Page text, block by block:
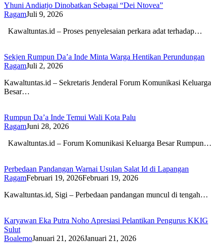
Yhuni Andiatjo Dinobatkan Sebagai “Dei Ntovea”
RagamJuli 9, 2026
Kawaltuntas.id – Proses penyelesaian perkara adat terhadap…
Sekjen Rumpun Da’a Inde Minta Warga Hentikan Perundungan
RagamJuli 2, 2026
Kawaltuntas.id – Sekretaris Jenderal Forum Komunikasi Keluarga
Besar…
Rumpun Da’a Inde Temui Wali Kota Palu
RagamJuni 28, 2026
Kawaltuntas.id – Forum Komunikasi Keluarga Besar Rumpun…
Perbedaan Pandangan Warnai Usulan Salat Id di Lapangan
RagamFebruari 19, 2026Februari 19, 2026
Kawaltuntas.id, Sigi – Perbedaan pandangan muncul di tengah…
Karyawan Eka Putra Noho Apresiasi Pelantikan Pengurus KKIG
Sulut
BoalemoJanuari 21, 2026Januari 21, 2026